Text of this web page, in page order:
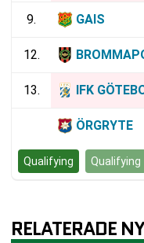
9. GAIS
12.
13. IFK
ÖRGRYTE
Qualifying Qualifying
RELATERADE